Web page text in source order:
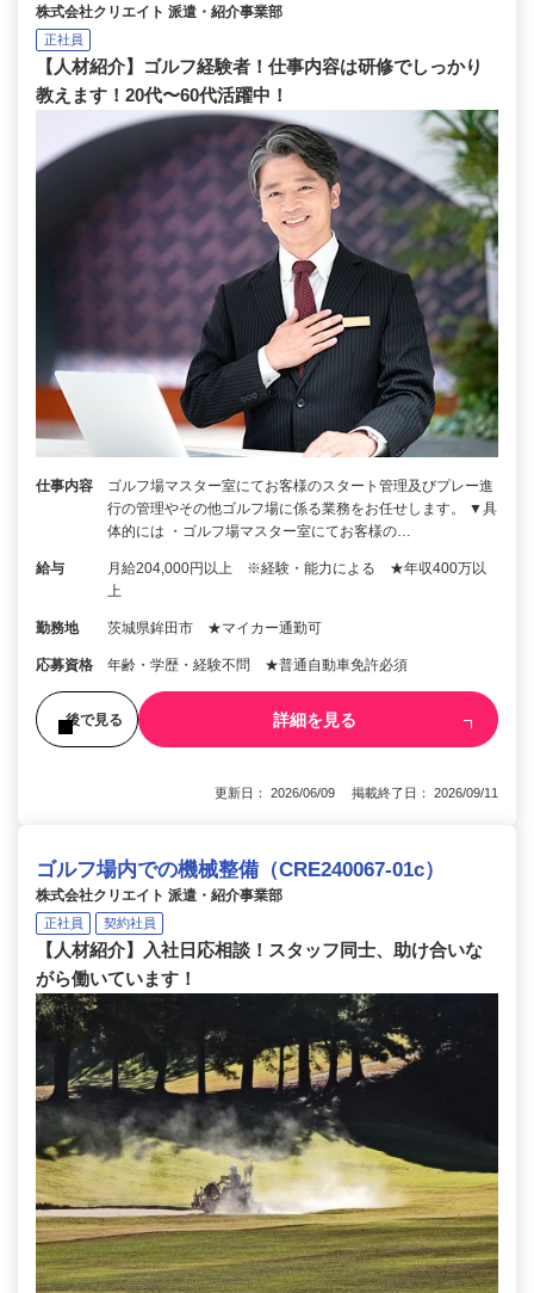
株式会社クリエイト 派遣・紹介事業部
正社員
【人材紹介】ゴルフ経験者！仕事内容は研修でしっかり
教えます！20代〜60代活躍中！
仕事内容
ゴルフ場マスター室にてお客様のスタート管理及びプレー進
行の管理やその他ゴルフ場に係る業務をお任せします。 ▼具
体的には ・ゴルフ場マスター室にてお客様の…
給与
月給204,000円以上 ※経験・能力による ★年収400万以
上
勤務地 茨城県鉾田市 ★マイカー通勤可
応募資格 年齢・学歴・経験不問 ★普通自動車免許必須
後で見る 詳細を見る
更新日： 2026/06/09 掲載終了日： 2026/09/11
ゴルフ場内での機械整備（CRE240067-01c）
株式会社クリエイト 派遣・紹介事業部
正社員 契約社員
【人材紹介】入社日応相談！スタッフ同士、助け合いな
がら働いています！